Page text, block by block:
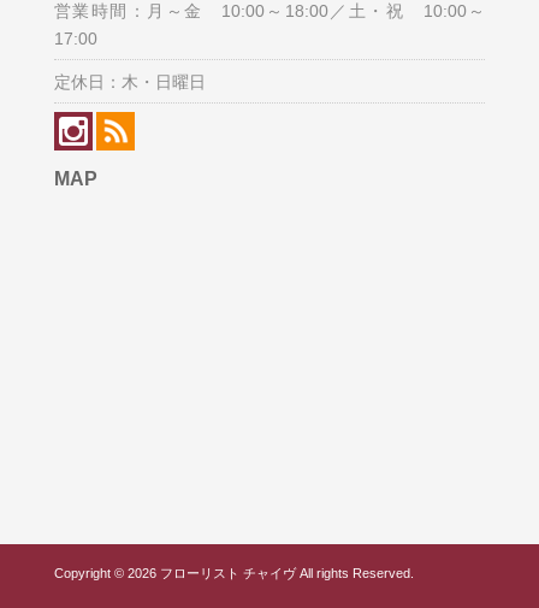
営業時間：月～金 10:00～18:00／土・祝 10:00～
17:00
定休日：木・日曜日
MAP
Copyright © 2026 フローリスト チャイヴ All rights Reserved.